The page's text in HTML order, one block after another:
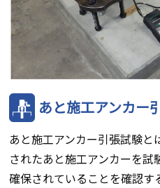
あと施工アンカー
あと施工アンカー引張試験
されたあと施工アンカーを
確保されていることを確認す